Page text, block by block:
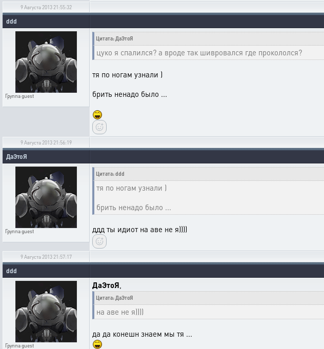
9 Августа 2013 21:55:32
ddd
Группаguest
Цитата: ДаЭтоЯ
цуко я спалился? а вроде так шивровался где прокололся?
тя по ногам узнали )
брить ненадо было ...
9 Августа 2013 21:56:19
ДаЭтоЯ
Группаguest
Цитата: ddd
тя по ногам узнали )
брить ненадо было ...
ддд ты идиот на аве не я))))
9 Августа 2013 21:57:17
ddd
Группаguest
ДаЭтоЯ
Цитата: ДаЭтоЯ
на аве не я))))
да да конешн знаем мы тя ...